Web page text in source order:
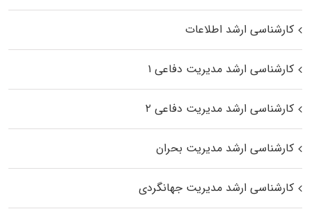
کارشناسی ارشد اطلاعات
کارشناسی ارشد مدیریت دفاعی ۱
کارشناسی ارشد مدیریت دفاعی ۲
کارشناسی ارشد مدیریت بحران
کارشناسی ارشد مدیریت جهانگردی